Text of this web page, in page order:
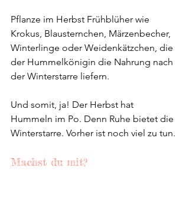
Pflanze im Herbst Frühblüher wie
Krokus, Blausternchen, Märzenbecher,
Winterlinge oder Weidenkätzchen, die
der Hummelkönigin die Nahrung nach
der Winterstarre liefern.
Und somit, ja! Der Herbst hat
Hummeln im Po. Denn Ruhe bietet die
Winterstarre. Vorher ist noch viel zu tun.
Machst du mit?